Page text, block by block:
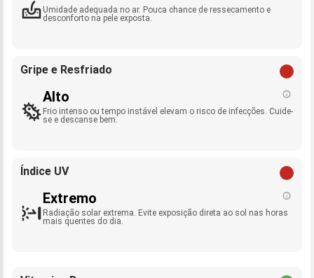
Umidade adequada no ar. Pouca chance de ressecamento e
desconforto na pele exposta.
Gripe e Resfriado
Alto
Frio intenso ou tempo instável elevam o risco de infecções. Cuide-
se e descanse bem.
Índice UV
Extremo
Radiação solar extrema. Evite exposição direta ao sol nas horas
mais quentes do dia.